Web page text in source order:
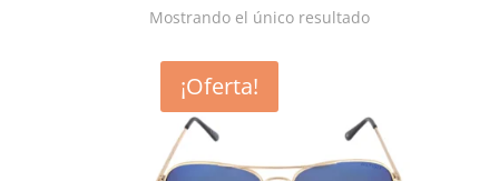
Mostrando el único resultado
¡Oferta!